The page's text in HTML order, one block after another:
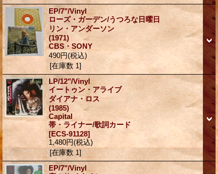
EP/7"/Vinyl
ローズ・ガーデン/うつろな日曜日
リン・アンダーソン
(1971)
CBS・SONY
490円(税込)
[在庫数 1]
LP/12"/Vinyl
イートゥン・アライブ
ダイアナ・ロス
(1985)
Capital
帯・ライナー/歌詞カード
[ECS-91128]
1,480円(税込)
[在庫数 1]
EP/7"/Vinyl